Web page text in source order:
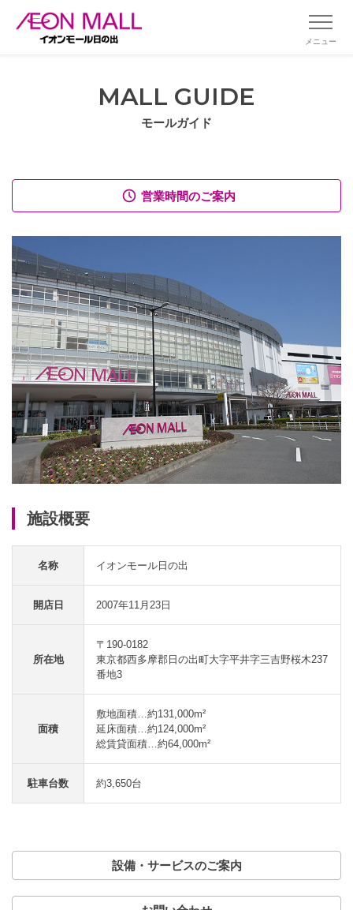
メニュー
MALL GUIDE
モールガイド
営業時間のご案内
施設概要
名称 イオンモール日の出
開店日 2007年11月23日
所在地
〒190-0182
東京都西多摩郡日の出町大字平井字三吉野桜木237
番地3
面積
敷地面積…約131,000m²
延床面積…約124,000m²
総賃貸面積…約64,000m²
駐車台数 約3,650台
設備・サービスのご案内